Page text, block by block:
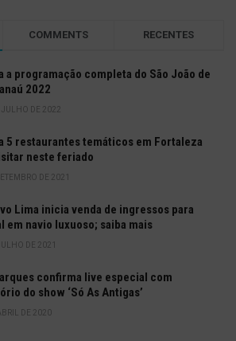
COMMENTS RECENTES
a programação completa do São João de
2022
JULHO DE 2022
5 restaurantes temáticos em Fortaleza
neste feriado
DE 2021
Lima inicia venda de ingressos para
em navio luxuoso; saiba mais
DE 2021
confirma live especial com
do show ‘Só As Antigas’
DE 2020